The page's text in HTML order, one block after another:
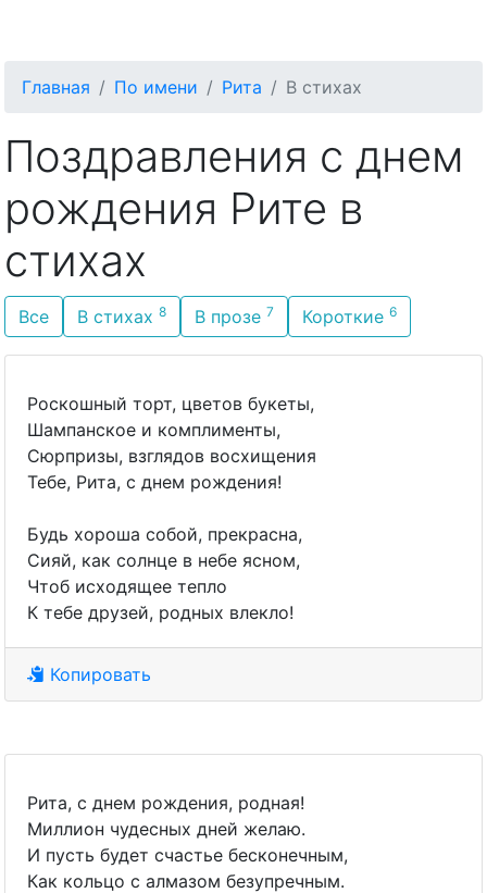
Главная По имени Рита В стихах
Поздравления с днем
рождения Рите в
стихах
Все В стихах 8 В прозе 7 Короткие 6
Роскошный торт, цветов букеты,
Шампанское и комплименты,
Сюрпризы, взглядов восхищения
Тебе, Рита, с днем рождения!
Будь хороша собой, прекрасна,
Сияй, как солнце в небе ясном,
Чтоб исходящее тепло
К тебе друзей, родных влекло!
Копировать
Рита, с днем рождения, родная!
Миллион чудесных дней желаю.
И пусть будет счастье бесконечным,
Как кольцо с алмазом безупречным.